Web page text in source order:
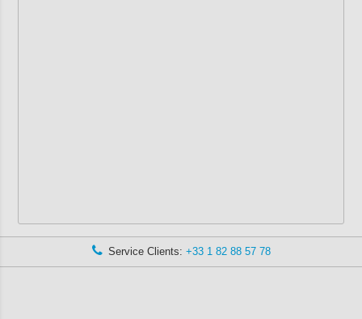
Service Clients:+33 1 82 88 57 78